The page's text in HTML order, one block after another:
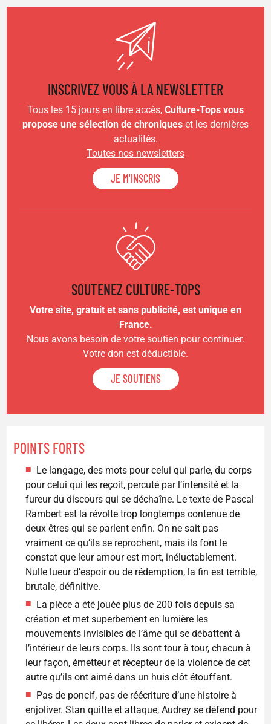
INSCRIVEZ VOUS À LA NEWSLETTER
Tous les 15 jours en libre accès, Culture-Tops vous
propose une sélection de chroniques et les dernières
actualités.
Toutes nos newsletters
JE M'INSCRIS
SOUTENEZ CULTURE-TOPS
Votre site, gratuit et sans publicité, est unique en
France.
Nous avons besoin de votre soutien pour continuer.
Votre don est déductible.
JE SOUTIENS
POINTS FORTS
Le langage, des mots pour celui qui parle, du corps
pour celui qui les reçoit, percuté par l’intensité et la
fureur du discours qui se déchaîne. Le texte de Pascal
Rambert est la révolte trop longtemps contenue de
deux êtres qui se parlent enfin. On ne sait pas
vraiment ce qu’ils se reprochent, mais ils font le
constat que leur amour est mort, inéluctablement.
Nulle lueur d’espoir ou de rédemption, la fin est terrible,
brutale, définitive.
La pièce a été jouée plus de 200 fois depuis sa
création et met superbement en lumière les
mouvements invisibles de l’âme qui se débattent à
l’intérieur de leurs corps. Ils sont tour à tour, chacun à
leur façon, émetteur et récepteur de la violence de cet
autre qu’ils ont aimé dans un huis clôt étouffant.
Pas de poncif, pas de réécriture d’une histoire à
enjoliver. Stan quitte et attaque, Audrey se défend pour